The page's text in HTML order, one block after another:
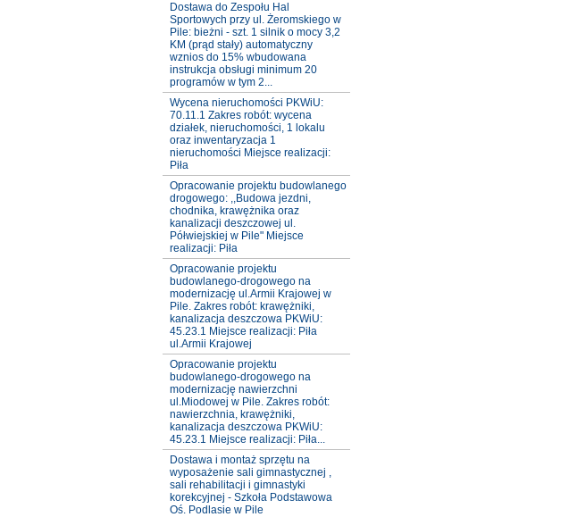
Dostawa do Zespołu Hal
Sportowych przy ul. Żeromskiego w
Pile: bieżni - szt. 1 silnik o mocy 3,2
KM (prąd stały) automatyczny
wznios do 15% wbudowana
instrukcja obsługi minimum 20
programów w tym 2...
Wycena nieruchomości PKWiU:
70.11.1 Zakres robót: wycena
działek, nieruchomości, 1 lokalu
oraz inwentaryzacja 1
nieruchomości Miejsce realizacji:
Piła
Opracowanie projektu budowlanego
drogowego: ,,Budowa jezdni,
chodnika, krawężnika oraz
kanalizacji deszczowej ul.
Półwiejskiej w Pile" Miejsce
realizacji: Piła
Opracowanie projektu
budowlanego-drogowego na
modernizację ul.Armii Krajowej w
Pile. Zakres robót: krawężniki,
kanalizacja deszczowa PKWiU:
45.23.1 Miejsce realizacji: Piła
ul.Armii Krajowej
Opracowanie projektu
budowlanego-drogowego na
modernizację nawierzchni
ul.Miodowej w Pile. Zakres robót:
nawierzchnia, krawężniki,
kanalizacja deszczowa PKWiU:
45.23.1 Miejsce realizacji: Piła...
Dostawa i montaż sprzętu na
wyposażenie sali gimnastycznej ,
sali rehabilitacji i gimnastyki
korekcyjnej - Szkoła Podstawowa
Oś. Podlasie w Pile